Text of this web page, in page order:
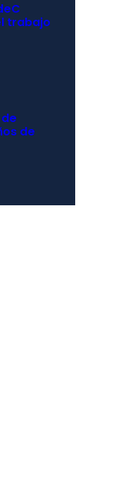
trabajo
de